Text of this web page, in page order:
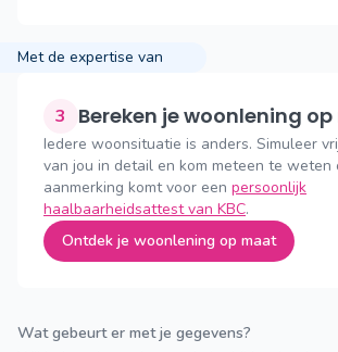
Met de expertise van
3 Bereken je woonlening
Iedere woonsituatie is anders. Simuleer
van jou in detail en kom meteen te weten
aanmerking komt voor een persoonlijk
haalbaarheidsattest van KBC.
Ontdek je woonlening op maat
Wat gebeurt er met je gegevens?